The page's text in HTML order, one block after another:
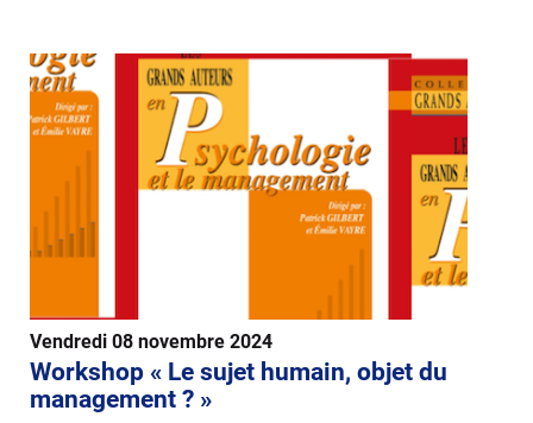
Vendredi 08 novembre 2024
Workshop « Le sujet humain, objet du
management ? »